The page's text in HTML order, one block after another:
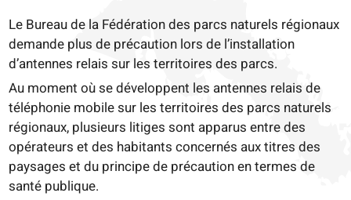
Le Bureau de la Fédération des parcs naturels régionaux
demande plus de précaution lors de l’installation
d’antennes relais sur les territoires des parcs.
Au moment où se développent les antennes relais de
téléphonie mobile sur les territoires des parcs naturels
régionaux, plusieurs litiges sont apparus entre des
opérateurs et des habitants concernés aux titres des
paysages et du principe de précaution en termes de
santé publique.